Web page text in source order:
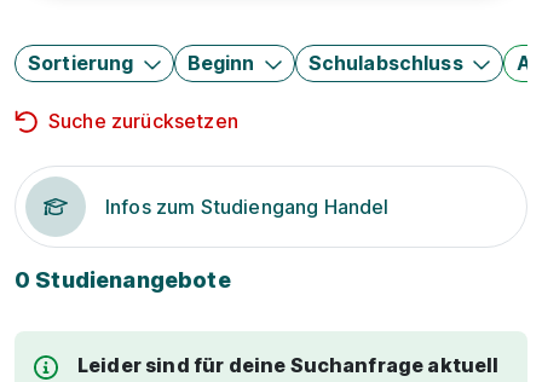
Sortierung Beginn Schulabschluss
Suche zurücksetzen
Infos zum Studiengang Handel
0 Studienangebote
Leider sind für deine Suchanfrage aktuell